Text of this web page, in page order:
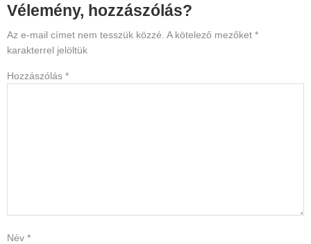
Reader
Interactions
Vélemény, hozzászólás?
Az e-mail címet nem tesszük közzé. A kötelező mezőket *
karakterrel jelöltük
Hozzászólás *
Név *